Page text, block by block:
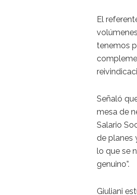
El
tenemos
Señaló
mesa de
Salario
de planes
lo que se
genuino”.
Giuliani